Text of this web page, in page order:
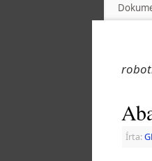
Írta: